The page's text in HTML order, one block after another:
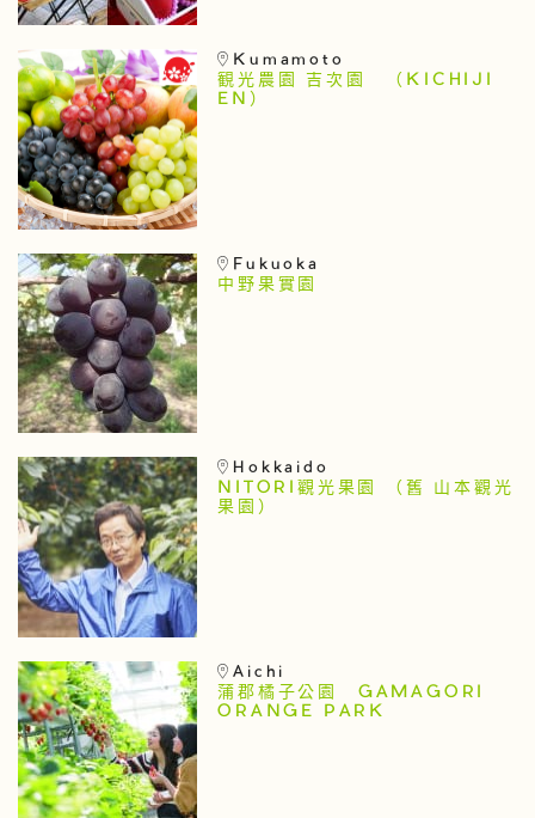
Kumamoto
観光農園 吉次園 （KICHIJI
EN）
Fukuoka
中野果實園
Hokkaido
NITORI觀光果園 （舊 山本觀光
果園）
Aichi
蒲郡橘子公園 GAMAGORI
ORANGE PARK